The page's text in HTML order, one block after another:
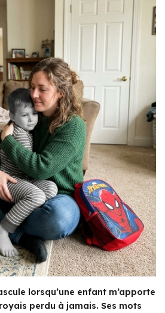
lorsqu’une enfant m’apporte
perdu à jamais. Ses mots